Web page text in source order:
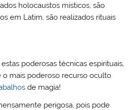
holocaustos místicos, são
em Latim, são realizados rituais
poderosas técnicas espirituais,
o mais poderoso recurso oculto
de magia!
perigosa, pois pode